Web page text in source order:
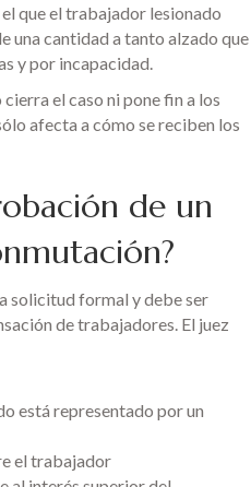
que el trabajador lesionado
una cantidad a tanto alzado que
y por incapacidad.
el caso ni pone fin a los
afecta a cómo se reciben los
de un
solicitud formal y debe ser
de trabajadores. El juez
está representado por un
el trabajador